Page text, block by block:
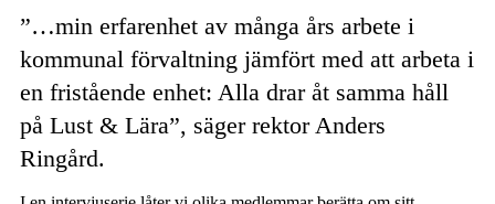
”…min erfarenhet av många års arbete i
kommunal förvaltning jämfört med att arbeta i
en fristående enhet: Alla drar åt samma håll
på Lust & Lära”, säger rektor Anders
Ringård.